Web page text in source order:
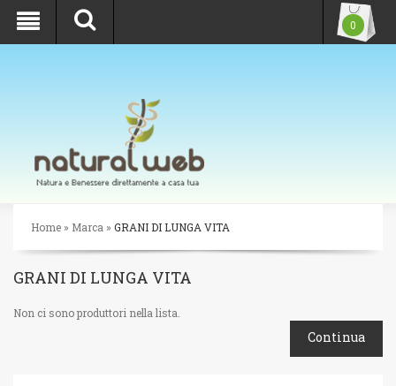
SIAMO CHIUSI PER FERIE, LA SPEDIZIONE DEGLI ORDINI
0
Home » Marca » GRANI DI LUNGA VITA
GRANI DI LUNGA VITA
Non ci sono produttori nella lista.
Continua